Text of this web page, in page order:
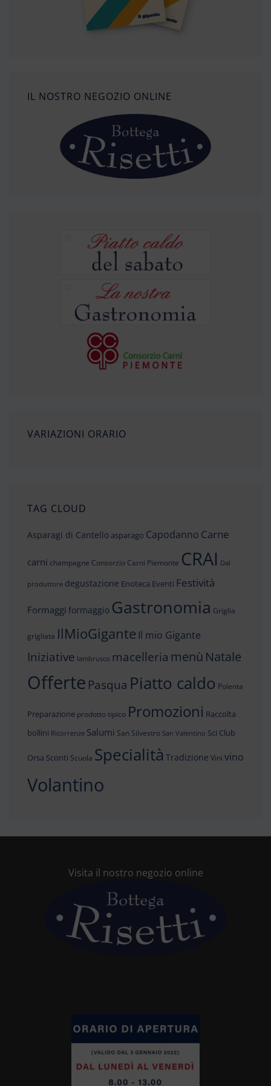
IL NOSTRO NEGOZIO ONLINE
VARIAZIONI ORARIO
TAG CLOUD
Asparagi di Cantello asparago Capodanno Carne
carni champagne Consorzio Carni Piemonte CRAI Dal
produttore degustazione Enoteca Eventi Festività
Formaggi formaggio Gastronomia Griglia
grigliata IlMioGigante Il mio Gigante
Iniziative lambrusco macelleria menù Natale
Offerte Pasqua Piatto caldo Polenta
Preparazione prodotto tipico Promozioni Raccolta
bollini Ricorrenze Salumi San Silvestro San Valentino Sci Club
Orsa Sconti Scuola Specialità Tradizione Vini vino
Volantino
Visita il nostro negozio online